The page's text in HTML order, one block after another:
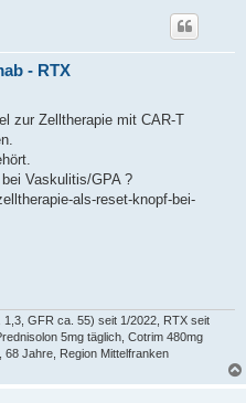
- RTX
zur Zelltherapie mit CAR-T
Vaskulitis/GPA ?
als-reset-knopf-bei-
1,3, GFR ca. 55) seit 1/2022, RTX seit
5mg täglich, Cotrim 480mg
68 Jahre, Region Mittelfranken